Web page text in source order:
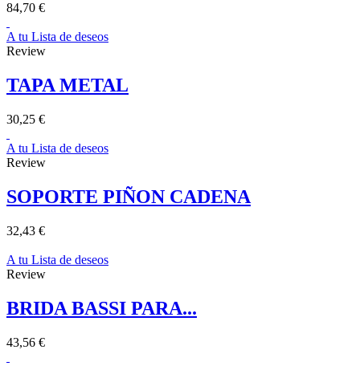
84,70 €
A tu Lista de deseos
Review
TAPA METAL
30,25 €
A tu Lista de deseos
Review
SOPORTE PIÑON CADENA
32,43 €
A tu Lista de deseos
Review
BRIDA BASSI PARA...
43,56 €